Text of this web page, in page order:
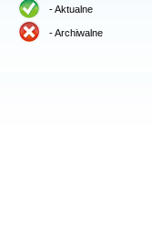
- Aktualne
- Archiwalne